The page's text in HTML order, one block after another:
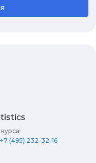
+7 (495) 232-32-16